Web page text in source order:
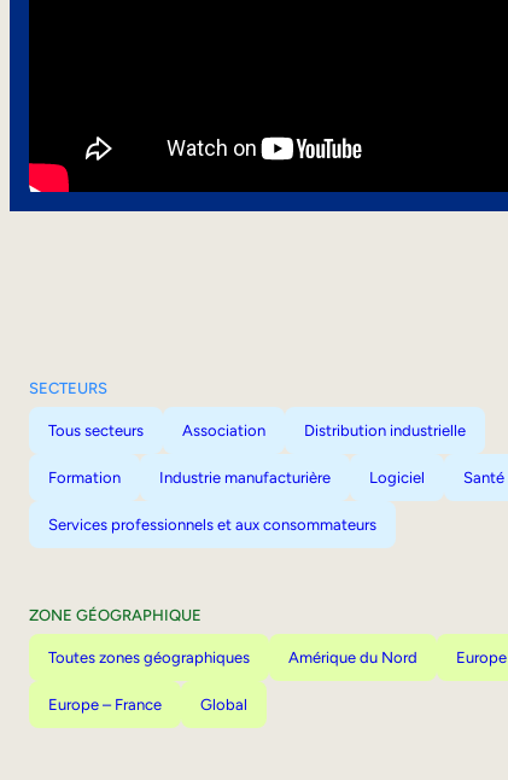
SECTEURS
Tous secteurs Association Distribution industrielle
Formation Industrie manufacturière Logiciel Santé
Services professionnels et aux consommateurs
ZONE GÉOGRAPHIQUE
Toutes zones géographiques Amérique du Nord Europe
Europe – France Global